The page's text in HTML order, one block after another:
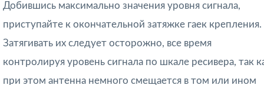
Добившись максимально значения уровня сигнала,
приступайте к окончательной затяжке гаек крепления.
Затягивать их следует осторожно, все время
контролируя уровень сигнала по шкале ресивера, так
при этом антенна немного смещается в том или ином